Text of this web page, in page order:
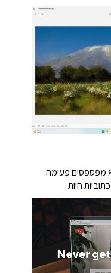
מפספסים פעימה.
חיות.